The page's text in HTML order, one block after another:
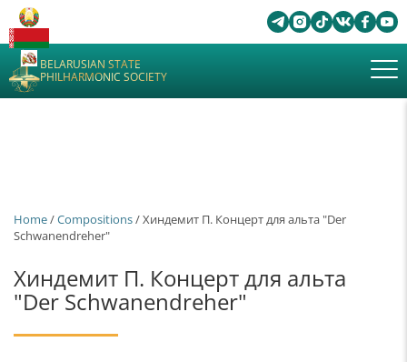
BELARUSIAN STATE
PHILHARMONIC SOCIETY
Home/Сompositions/ Хиндемит П. Концерт для альта "Der
Schwanendreher"
Хиндемит П. Концерт для альта
"Der Schwanendreher"